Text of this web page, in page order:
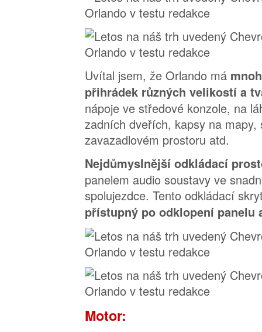
Uvítal jsem, že Orlando má
přihrádek různých velikostí a
nápoje ve středové konzole, na
zadních dveřích, kapsy na mapy,
zavazadlovém prostoru atd.
Nejdůmyslnější odkládací
panelem audio soustavy ve
spolujezdce. Tento odkládací
přístupný po odklopení panelu
Motor: